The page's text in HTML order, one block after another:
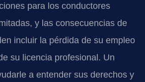
para los conductores
y las consecuencias de
incluir la pérdida de su empleo
su licencia profesional. Un
a entender sus derechos y